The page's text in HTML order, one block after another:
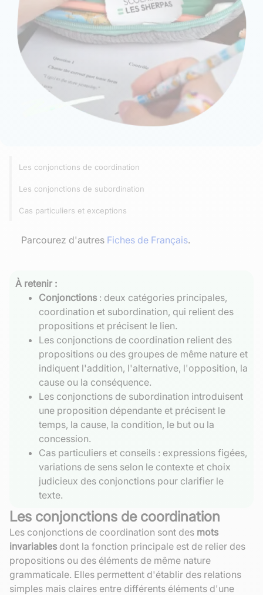
Les conjonctions de coordination
Les conjonctions de subordination
Cas particuliers et exceptions
Parcourez d'autres Fiches de Français.
À retenir :
Conjonctions : deux catégories principales,
coordination et subordination, qui relient des
propositions et précisent le lien.
Les conjonctions de coordination relient des
propositions ou des groupes de même nature et
indiquent l'addition, l'alternative, l'opposition, la
cause ou la conséquence.
Les conjonctions de subordination introduisent
une proposition dépendante et précisent le
temps, la cause, la condition, le but ou la
concession.
Cas particuliers et conseils : expressions figées,
variations de sens selon le contexte et choix
judicieux des conjonctions pour clarifier le
texte.
Les conjonctions de coordination
Les conjonctions de coordination sont des mots
invariables dont la fonction principale est de relier des
propositions ou des éléments de même nature
grammaticale. Elles permettent d'établir des relations
simples mais claires entre différents éléments d'une